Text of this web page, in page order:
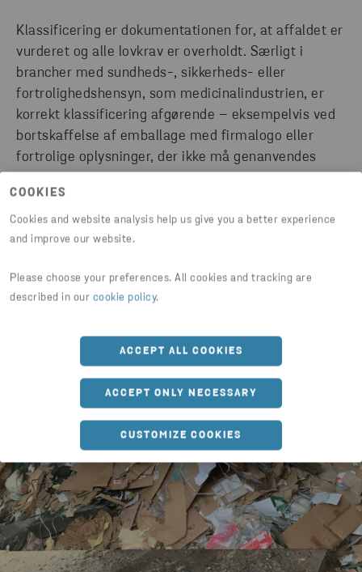
COOKIES
Cookies and website analysis help us give you a better experience
and improve our website.
Please choose your preferences. All cookies and tracking are
described in our cookie policy.
ACCEPT ALL COOKIES
ACCEPT ONLY NECESSARY
CUSTOMIZE COOKIES
Klassificering er dokumentationen for, at affaldet er
vurderet og alle lovkrav er overholdt. Særligt i
brancher med sundheds-, sikkerheds- eller
fortrolighedshensyn, som medicinalindustrien, er
korrekt klassificering afgørende – eksempelvis ved
bortskaffelse af emballage med firmalogo eller
fortrolige oplysninger, der ikke må genanvendes